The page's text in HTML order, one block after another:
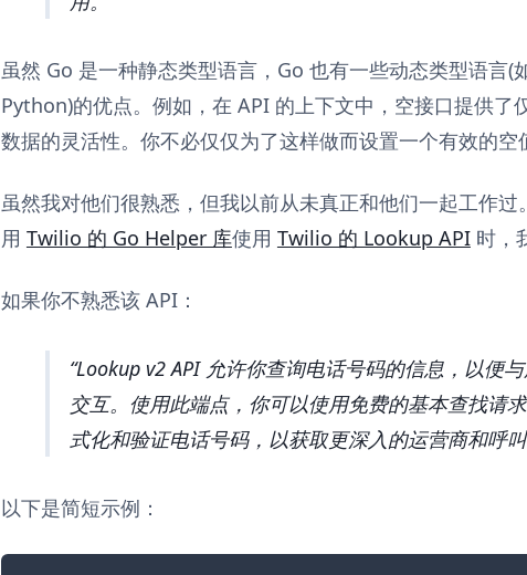
虽然 Go 是一种静态类型语言，Go 也有一些动态类型语言(
Python)的优点。例如，在 API 的上下文中，空接口提供了
数据的灵活性。你不必仅仅为了这样做而设置一个有效的空
虽然我对他们很熟悉，但我以前从未真正和他们一起工作过
用 Twilio 的 Go Helper 库使用 Twilio 的 Lookup API时，
如果你不熟悉该 API：
Lookup v2 API 允许你查询电话号码的信息，以便
交互。使用此端点，你可以使用免费的基本查找请
式化和验证电话号码，以获取更深入的运营商和呼叫
以下是简短示例：